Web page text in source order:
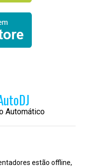
Automático
estão offline,